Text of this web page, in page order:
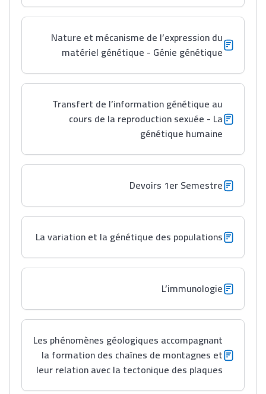
Lycée Maroc
التعليم الثانوي الإعدادي
Post-Bac
+ de 78 Sujets
Nature et mécanisme de l’expression du
matériel génétique - Génie génétique
Transfert de l’information génétique au
cours de la reproduction sexuée - La
génétique humaine
Devoirs 1er Semestre
La variation et la génétique des populations
L’immunologie
Les phénomènes géologiques accompagnant
la formation des chaînes de montagnes et
leur relation avec la tectonique des plaques